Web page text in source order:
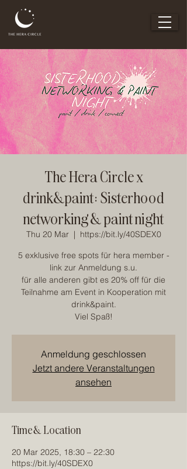
The Hera Circle x
drink&paint: Sisterhood
networking & paint night
Thu 20 Mar
  |
https://bit.ly/40SDEX0
5 exklusive free spots für hera member -
link zur Anmeldung s.u.
für alle anderen gibt es 20% off für die
Teilnahme am Event in Kooperation mit
drink&paint.
Viel Spaß!
Anmeldung geschlossen
Jetzt andere Veranstaltungen
ansehen
Time & Location
20 Mar 2025, 18:30 – 22:30
https://bit.ly/40SDEX0